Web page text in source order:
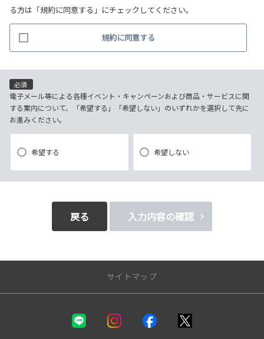
(1)お客様リクエストに対応するにあたって問題が発生した場合の確認・
連絡
(2)お客様から照会があった場合のリクエスト情報の確認
(3)お客様に不利益を与えないために行う、お客様に対する迅速なご連絡
(4)当社で取り扱っている商品・サービスなどに関する営業上のご案内
(5)商品の企画・開発あるいはお客様満足向上策などの検討のためのお客
様アンケート調査の実施
【3．推奨環境について】
以外の環境によって発生した情報の不備や
なお、不具合の生じたデータについてはお客様にお断り無く削除させて
る方は「規約に同意する」にチェックしてください。
規約に同意する
必須
電子メール等による各種イベント・キャンペーンおよび商品・サービスに関
する案内について、「希望する」「希望しない」のいずれかを選択して先に
お進みください。
希望する 希望しない
戻る 入力内容の確認
サイトマップ